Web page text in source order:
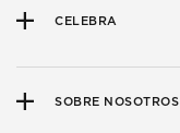
CELEBRA
SOBRE NOSOTROS